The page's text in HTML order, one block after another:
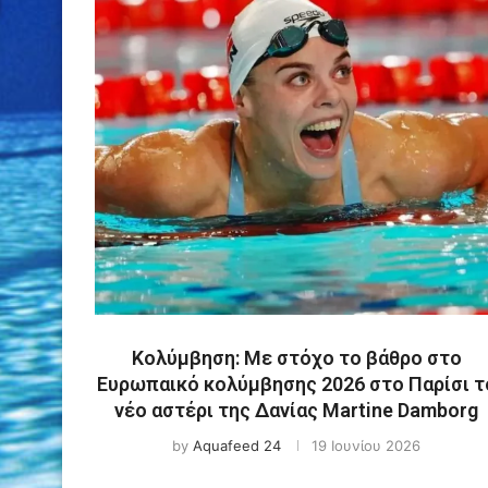
Κολύμβηση: Με στόχο το βάθρο στο
Ευρωπαικό κολύμβησης 2026 στο Παρίσι
νέο αστέρι της Δανίας Martine Damborg
by Aquafeed 24 19 Ιουνίου 2026